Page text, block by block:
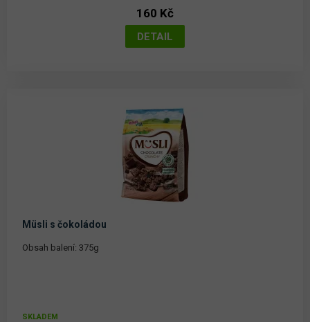
160 Kč
Müsli s čokoládou
Obsah balení: 375g
SKLADEM